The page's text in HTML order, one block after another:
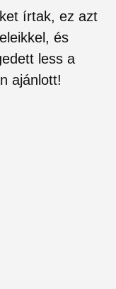
írtak, ez azt
és
less a
ajánlott!